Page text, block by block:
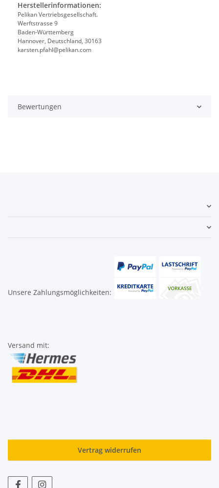
Herstellerinformationen:
Pelikan Vertriebsgesellschaft.
Werftstrasse 9
Baden-Württemberg
Hannover, Deutschland, 30163
karsten.pfahl@pelikan.com
Bewertungen
Unsere Zahlungsmöglichkeiten:
Versand mit:
Vertrag widerrufen